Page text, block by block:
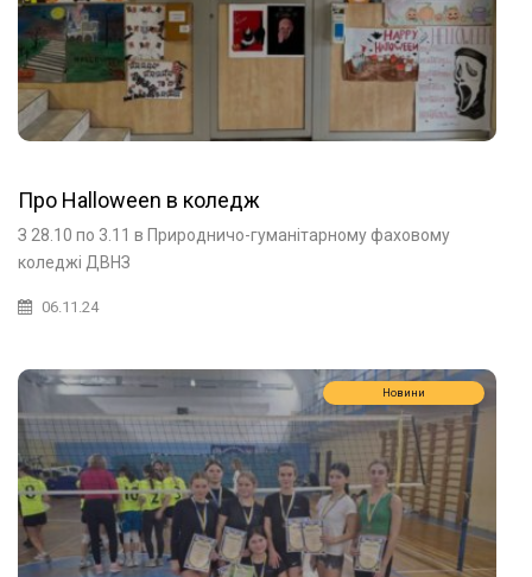
Про Halloween в коледж
З 28.10 по 3.11 в Природничо-гуманітарному фаховому
коледжі ДВНЗ
06.11.24
Новини